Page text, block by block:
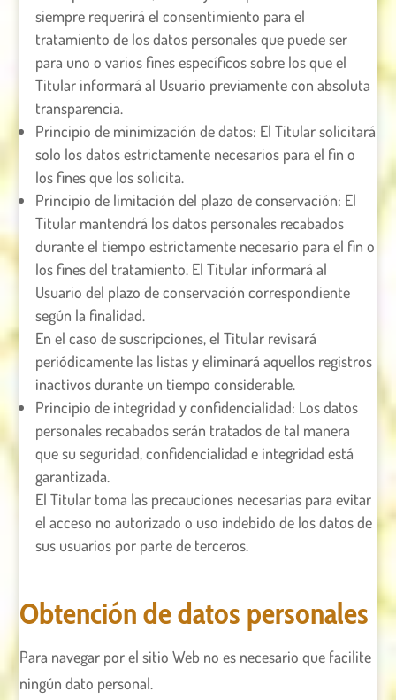
siempre requerirá el consentimiento para el
tratamiento de los datos personales que puede ser
para uno o varios fines específicos sobre los que el
Titular informará al Usuario previamente con absoluta
transparencia.
Principio de minimización de datos: El Titular solicitará
solo los datos estrictamente necesarios para el fin o
los fines que los solicita.
Principio de limitación del plazo de conservación: El
Titular mantendrá los datos personales recabados
durante el tiempo estrictamente necesario para el fin o
los fines del tratamiento. El Titular informará al
Usuario del plazo de conservación correspondiente
según la finalidad.
En el caso de suscripciones, el Titular revisará
periódicamente las listas y eliminará aquellos registros
inactivos durante un tiempo considerable.
Principio de integridad y confidencialidad: Los datos
personales recabados serán tratados de tal manera
que su seguridad, confidencialidad e integridad está
garantizada.
El Titular toma las precauciones necesarias para evitar
el acceso no autorizado o uso indebido de los datos de
sus usuarios por parte de terceros.
Obtención de datos personales
Para navegar por el sitio Web no es necesario que facilite
ningún dato personal.